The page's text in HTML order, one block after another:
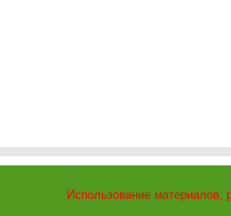
Использование материалов,